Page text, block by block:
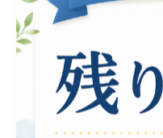
を求められる分野です。
ートでは、異なる背景
れのユニークな視点を
来の枠を超えたアイデ
生まれるのです。 特に